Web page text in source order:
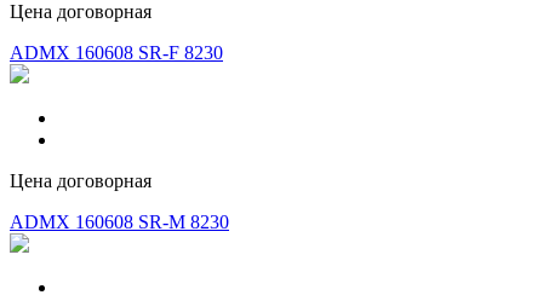
Цена договорная
ADMX 160608 SR-F 8230
Цена договорная
ADMX 160608 SR-M 8230